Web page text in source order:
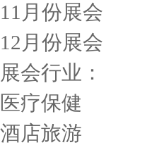
11月份展会
12月份展会
展会行业：
医疗保健
酒店旅游